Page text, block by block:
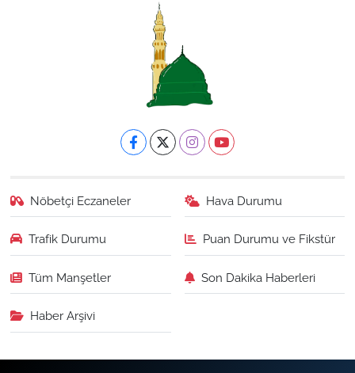
Nöbetçi Eczaneler Hava Durumu
Trafik Durumu Puan Durumu ve Fikstür
Tüm Manşetler Son Dakika Haberleri
Haber Arşivi